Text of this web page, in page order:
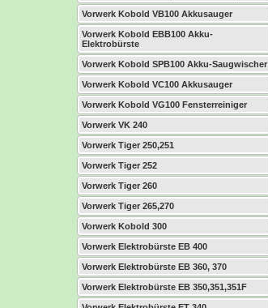
Vorwerk Kobold VB100 Akkusauger
Vorwerk Kobold EBB100 Akku-
Elektrobürste
Vorwerk Kobold SPB100 Akku-Saugwischer
Vorwerk Kobold VC100 Akkusauger
Vorwerk Kobold VG100 Fensterreiniger
Vorwerk VK 240
Vorwerk Tiger 250,251
Vorwerk Tiger 252
Vorwerk Tiger 260
Vorwerk Tiger 265,270
Vorwerk Kobold 300
Vorwerk Elektrobürste EB 400
Vorwerk Elektrobürste EB 360, 370
Vorwerk Elektrobürste EB 350,351,351F